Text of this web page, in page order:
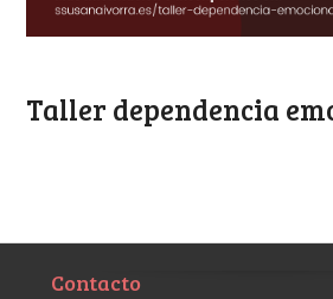
Taller dependencia
Contacto